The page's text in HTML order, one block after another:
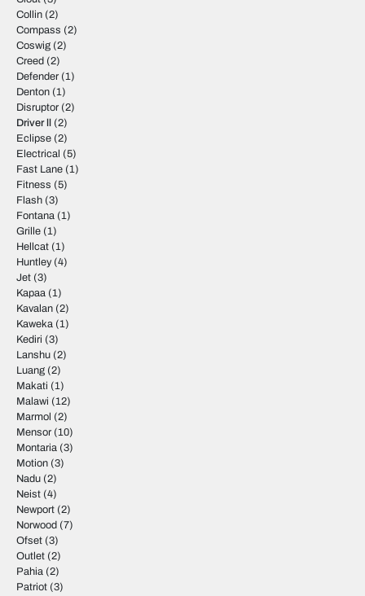
Collin (2)
Compass (2)
Coswig (2)
Creed (2)
Defender (1)
Denton (1)
Disruptor (2)
Driver ll
(2)
Eclipse (2)
Electrical (5)
Fast Lane (1)
Fitness (5)
Flash (3)
Fontana (1)
Grille (1)
Hellcat (1)
Huntley(4)
Jet (3)
Kapaa (1)
Kavalan (2)
Kaweka (1)
Kediri (3)
Lanshu (2)
Luang (2)
Makati (1)
Malawi (12)
Marmol (2)
Mensor (10)
Montaria (3)
Motion (3)
Nadu (2)
Neist (4)
Newport (2)
Norwood (7)
Ofset (3)
Outlet (2)
Pahia (2)
Patriot (3)